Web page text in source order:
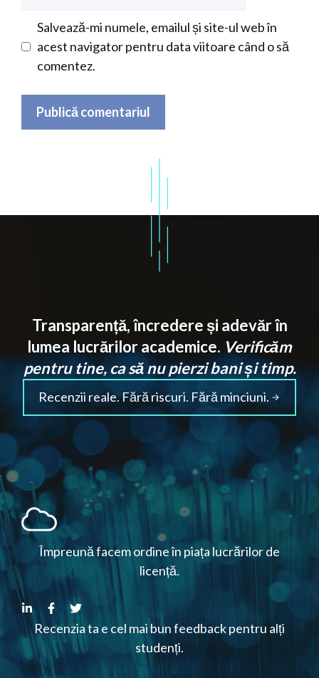
Salvează-mi numele, emailul și site-ul web în
acest navigator pentru data viitoare când o să
comentez.
Transparență, încredere și adevăr în
lumea lucrărilor academice. Verificăm
pentru tine, ca să nu pierzi bani și timp.
Recenzii reale. Fără riscuri. Fără minciuni.
Împreună facem ordine în piața lucrărilor de
licență.
Recenzia ta e cel mai bun feedback pentru alți
studenți.